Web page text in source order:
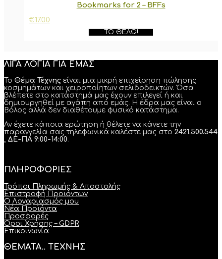
Bookmarks for 2 – BFFs
€17.00
ΤΟ ΘΈΛΩ!
ΛΙΓΑ ΛΟΓΙΑ ΓΙΑ ΕΜΑΣ
Το Θέμα Τέχνης είναι μια μικρή επιχείρηση πώλησης
κοσμημάτων και χειροποίητων σελιδοδεικτών. Όσα
βλέπετε στο κατάστημά μας έχουν επιλεγεί ή και
δημιουργηθεί με αγάπη από εμάς. Η έδρα μας είναι ο
Βόλος αλλά δεν διαθέτουμε φυσικό κατάστημα.
Αν έχετε κάποια ερώτηση ή θέλετε να κάνετε την
παραγγελία σας τηλεφωνικά καλέστε μας στο 2421.500.544
, ΔΕ-ΠΑ 9:00-14:00.
ΠΛΗΡΟΦΟΡΙΕΣ
Τρόποι Πληρωμής & Αποστολής
Επιστροφή Προϊόντων
Ο Λογαριασμός μου
Νέα Προϊόντα
Προσφορές
Όροι Χρήσης – GDPR
Επικοινωνία
ΘΕΜΑΤΑ.. ΤΕΧΝΗΣ